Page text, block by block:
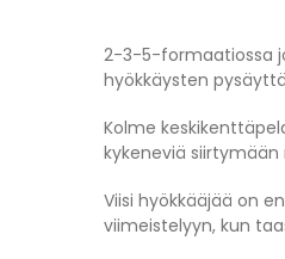
2-3-5-formaatiossa
hyökkäysten
Kolme
kykeneviä
Viisi hyökkääjää on
viimeistelyyn, kun